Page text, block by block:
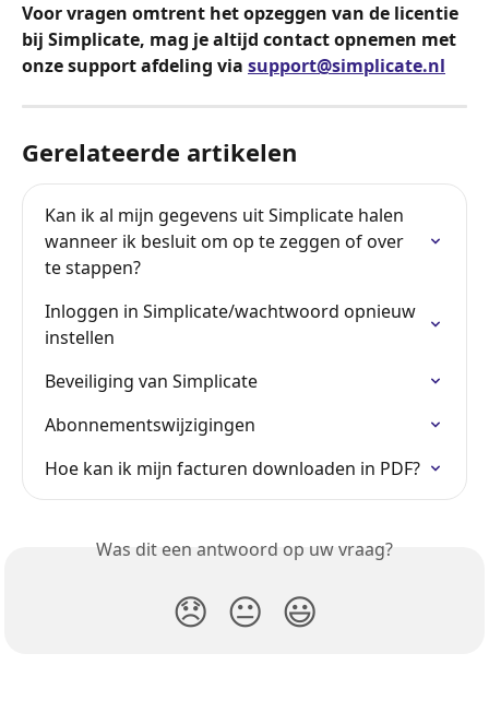
Voor vragen omtrent het opzeggen van de licentie
bij Simplicate, mag je altijd contact opnemen met
onze support afdeling via support@simplicate.nl
Gerelateerde artikelen
Kan ik al mijn gegevens uit Simplicate halen
wanneer ik besluit om op te zeggen of over
te stappen?
Inloggen in Simplicate/wachtwoord opnieuw
instellen
Beveiliging van Simplicate
Abonnementswijzigingen
Hoe kan ik mijn facturen downloaden in PDF?
Was dit een antwoord op uw vraag?
😞 😐 😃